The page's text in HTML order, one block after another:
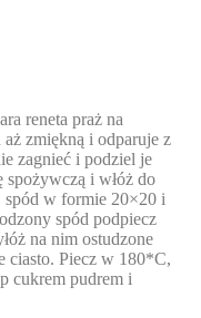
reneta praż na
zmiękną i odparuje z
zagnieć i podziel je
spożywczą i włóż do
spód w formie 20×20i
spód podpiecz
na nim ostudzone
ciasto. Piecz w 180*C,
cukrem pudrem i